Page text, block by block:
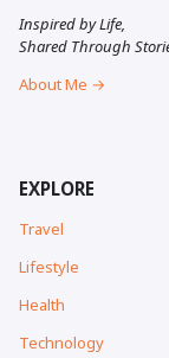
Inspired by Life,
Shared Through
About Me →
EXPLORE
Travel
Lifestyle
Health
Technology